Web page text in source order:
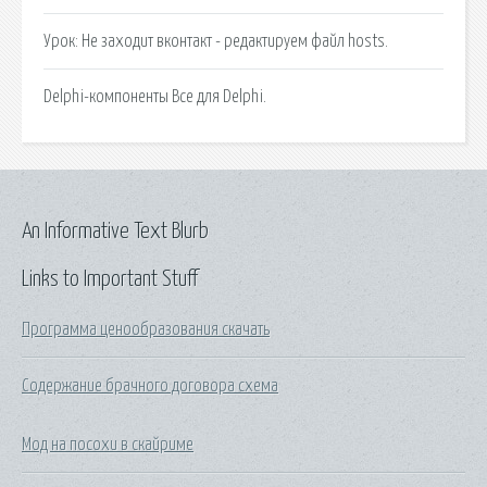
Урок: Не заходит вконтакт - редактируем файл hosts.
Delphi-компоненты Все для Delphi.
Links to Important Stuff
Программа ценообразования скачать
Содержание брачного договора схема
Мод на посохи в скайриме
An Informative Text Blurb